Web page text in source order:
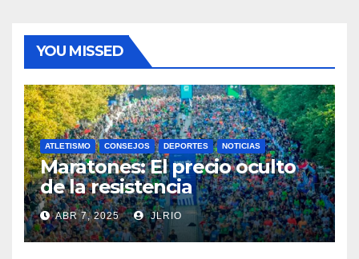
YOU MISSED
ATLETISMO CONSEJOS DEPORTES NOTICIAS
Maratones: El precio oculto
de la resistencia
ABR 7, 2025 JLRIO